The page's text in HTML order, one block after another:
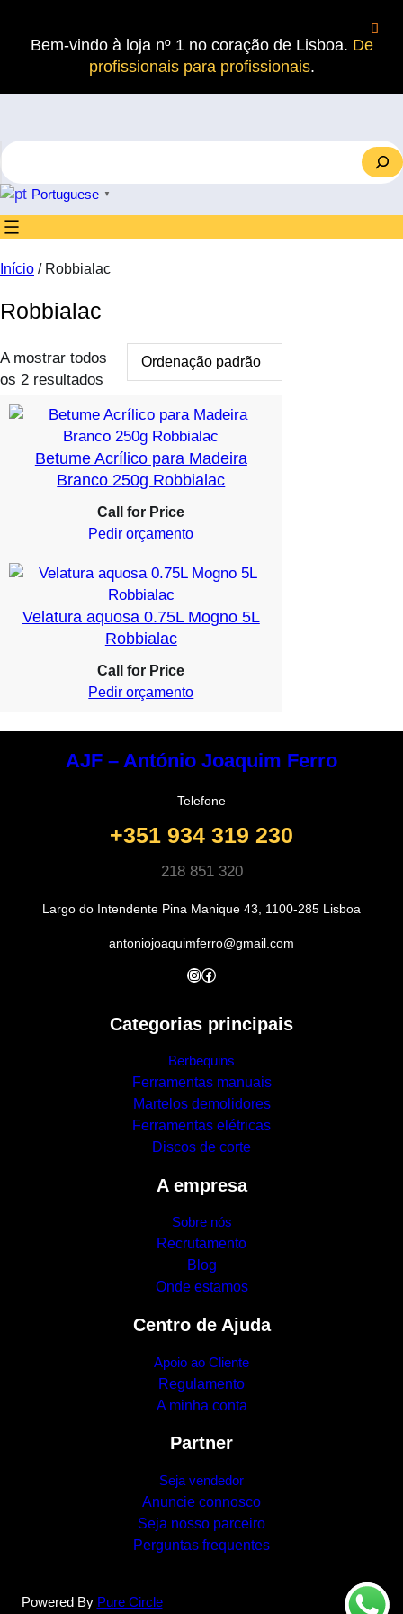
Bem-vindo à loja nº 1 no coração de Lisboa. De
profissionais para profissionais.
S
e
a
r
c
Portuguese ▼
Início / Robbialac
Robbialac
A mostrar todos
os 2 resultados
Betume Acrílico para Madeira
Branco 250g Robbialac
Call for Price
Pedir orçamento
Velatura aquosa 0.75L Mogno 5L
Robbialac
Call for Price
Pedir orçamento
AJF – António Joaquim Ferro
Telefone
+351 934 319 230
218 851 320
Largo do Intendente Pina Manique 43, 1100-285 Lisboa
antoniojoaquimferro@gmail.com
InstagramFacebook
Categorias principais
Berbequins
Ferramentas manuais
Martelos demolidores
Ferramentas elétricas
Discos de corte
A empresa
Sobre nós
Recrutamento
Blog
Onde estamos
Centro de Ajuda
Apoio ao Cliente
Regulamento
A minha conta
Partner
Seja vendedor
Anuncie connosco
Seja nosso parceiro
Perguntas frequentes
Powered By Pure Circle